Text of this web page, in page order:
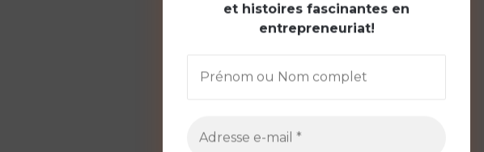
et histoires fascinantes en
entrepreneuriat!